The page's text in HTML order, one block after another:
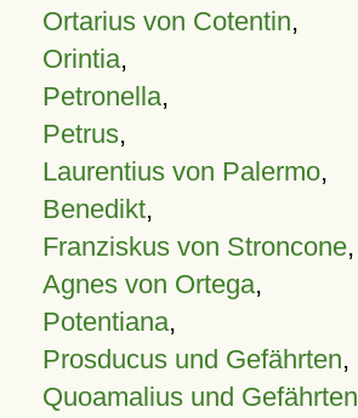
Ortarius von Cotentin,
Orintia,
Petronella,
Petrus,
Laurentius von Palermo,
Benedikt,
Franziskus von Stroncone,
Agnes von Ortega,
Potentiana,
Prosducus und Gefährten,
Quoamalius und Gefährten